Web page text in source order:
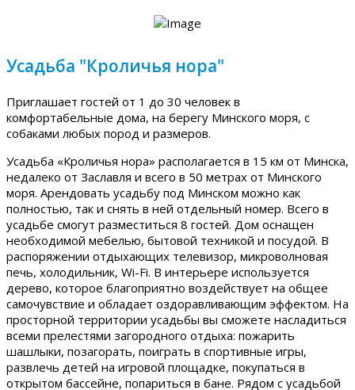
Усадьба "Кроличья нора"
Приглашает гостей от 1 до 30 человек в
комфортабельные дома, на берегу Минского моря, с
собаками любых пород и размеров.
Усадьба «Кроличья нора» располагается в 15 км от Минска,
недалеко от Заславля и всего в 50 метрах от Минского
моря. Арендовать усадьбу под Минском можно как
полностью, так и снять в ней отдельный номер. Всего в
усадьбе смогут разместиться 8 гостей. Дом оснащен
необходимой мебелью, бытовой техникой и посудой. В
распоряжении отдыхающих телевизор, микроволновая
печь, холодильник, Wi-Fi. В интерьере используется
дерево, которое благоприятно воздействует на общее
самочувствие и обладает оздоравливающим эффектом. На
просторной территории усадьбы вы сможете насладиться
всеми прелестями загородного отдыха: пожарить
шашлыки, позагорать, поиграть в спортивные игры,
развлечь детей на игровой площадке, покупаться в
открытом бассейне, попариться в бане. Рядом с усадьбой